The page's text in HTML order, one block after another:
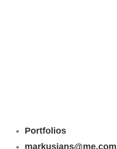
Portfolios
markusjans@me.com